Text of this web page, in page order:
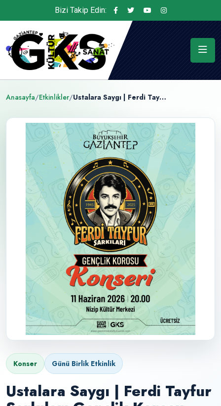
Bizi Takip Edin:
Anasayfa/Etkinlikler/ Ustalara Saygı | Ferdi Tayfur Şarkıları Gençlik Korosu Konseri
Konser Günü Birlik Etkinlik
Ustalara Saygı | Ferdi Tayfur